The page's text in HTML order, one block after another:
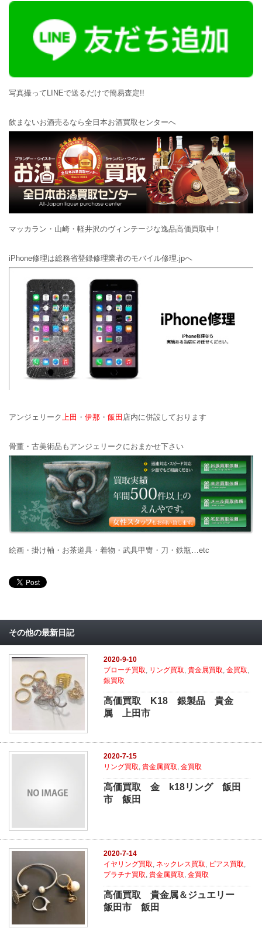
写真撮ってLINEで送るだけで簡易査定!!
飲まないお酒売るなら全日本お酒買取センターへ
マッカラン・山崎・軽井沢のヴィンテージな逸品高価買取中！
iPhone修理は総務省登録修理業者のモバイル修理.jpへ
アンジェリーク 上田 ・ 伊那 ・ 飯田 店内に併設しております
骨董・古美術品もアンジェリークにおまかせ下さい
絵画・掛け軸・お茶道具・着物・武具甲冑・刀・鉄瓶…etc
その他の最新日記
2020-9-10
ブローチ買取, リング買取,貴金属買取,金買取,
銀買取
高価買取 K18 銀製品 貴金
属 上田市
2020-7-15
リング買取,貴金属買取,金買取
高価買取 金 k18リング 飯田
市 飯田
2020-7-14
イヤリング買取, ネックレス買取, ピアス買取,
プラチナ買取,貴金属買取,金買取
高価買取 貴金属＆ジュエリー
飯田市 飯田